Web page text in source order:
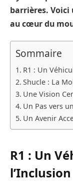
barrières. Voici
au cœur du
Sommaire
R1 : Un
Shucle : La
Une Vision
Un Pas vers
Un Avenir
R1 : Un
l’Inclusion